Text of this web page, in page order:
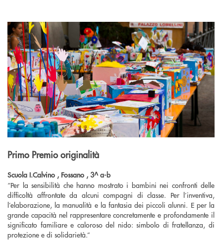
Primo Premio originalità
Scuola I.Calvino , Fossano , 3^ a-b
“Per la sensibilità che hanno mostrato i bambini nei confronti delle
difficoltà affrontate da alcuni compagni di classe. Per l’inventiva,
l’elaborazione, la manualità e la fantasia dei piccoli alunni. E per la
grande capacità nel rappresentare concretamente e profondamente il
significato familiare e caloroso del nido: simbolo di fratellanza, di
protezione e di solidarietà.”